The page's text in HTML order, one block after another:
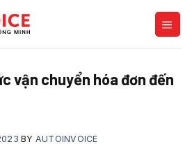
vận chuyển hóa đơn đến
BY AUTOINVOICE